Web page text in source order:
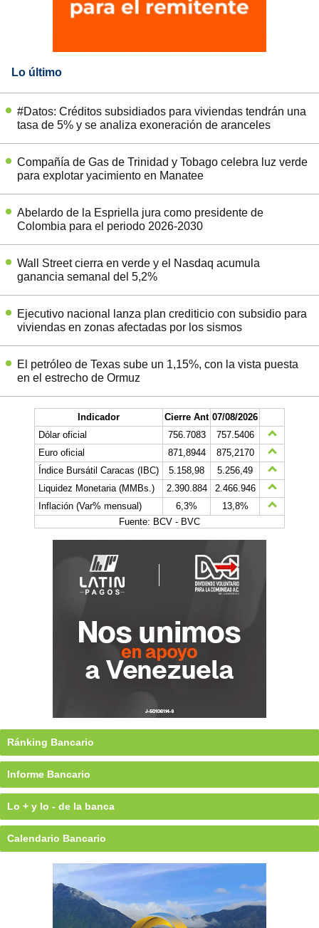
Lo último
#Datos: Créditos subsidiados para viviendas tendrán una
tasa de 5% y se analiza exoneración de aranceles
Compañía de Gas de Trinidad y Tobago celebra luz verde
para explotar yacimiento en Manatee
Abelardo de la Espriella jura como presidente de
Colombia para el periodo 2026-2030
Wall Street cierra en verde y el Nasdaq acumula
ganancia semanal del 5,2%
Ejecutivo nacional lanza plan crediticio con subsidio para
viviendas en zonas afectadas por los sismos
El petróleo de Texas sube un 1,15%, con la vista puesta
en el estrecho de Ormuz
Indicador Cierre Ant 07/08/2026
Dólar oficial
756.7083
757.5406
Euro oficial
871,8944
875,2170
Índice Bursátil Caracas (IBC)
5.158,98
5.256,49
Liquidez Monetaria (MMBs.)
2.390.884
2.466.946
Inflación (Var% mensual)
6,3%
13,8%
Fuente: BCV - BVC
Ránking Bancario
Informe Bancario
Lo + y lo - de la banca
Calendario Bancario